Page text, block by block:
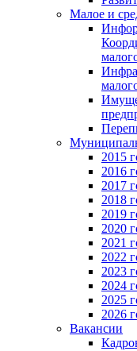
Малое и
2015
2016
2017
2018
2019
2020
2021
2022
2023
2024
2025
2026
Вакансии